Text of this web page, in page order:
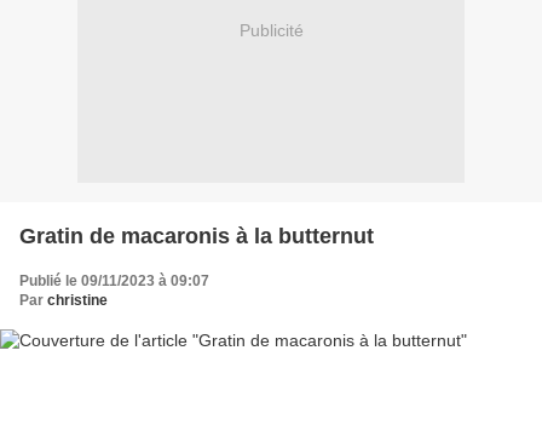
Publicité
Gratin de macaronis à la butternut
Publié le 09/11/2023 à 09:07
Par christine